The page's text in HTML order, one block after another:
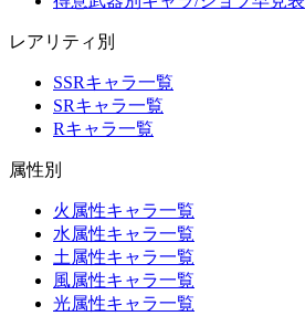
レアリティ別
SSRキャラ一覧
SRキャラ一覧
Rキャラ一覧
属性別
火属性キャラ一覧
水属性キャラ一覧
土属性キャラ一覧
風属性キャラ一覧
光属性キャラ一覧